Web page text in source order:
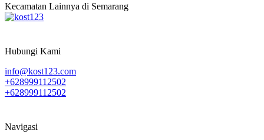
Kecamatan Lainnya di Semarang
Hubungi Kami
info@kost123.com
+628999112502
+628999112502
Navigasi